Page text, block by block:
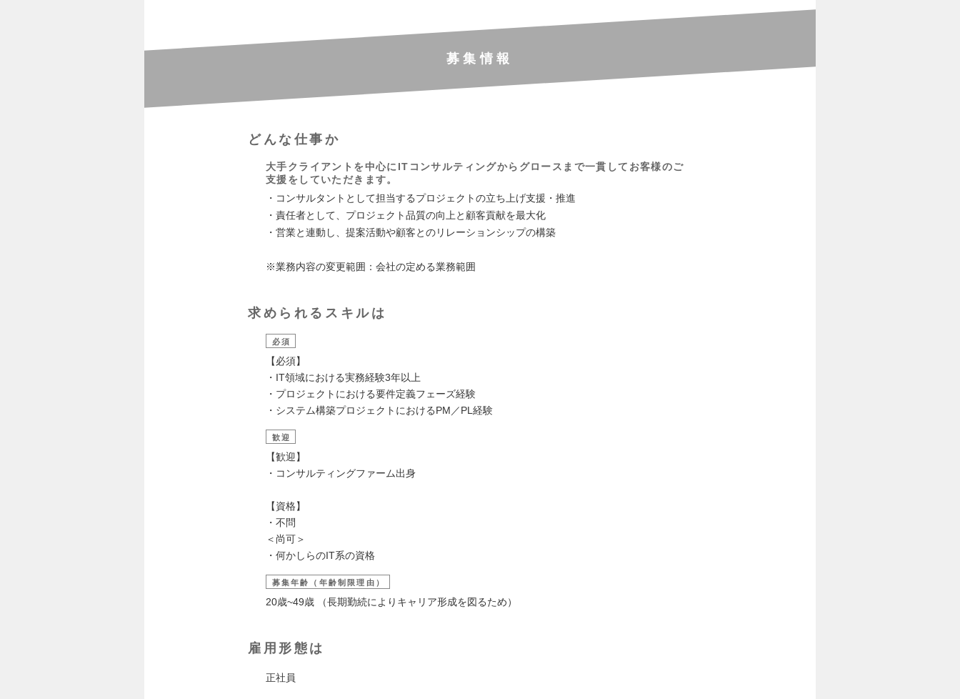
募集情報
どんな仕事か
大手クライアントを中心にITコンサルティングからグロースまで一貫してお客様のご
支援をしていただきます。
・コンサルタントとして担当するプロジェクトの立ち上げ支援・推進
・責任者として、プロジェクト品質の向上と顧客貢献を最大化
・営業と連動し、提案活動や顧客とのリレーションシップの構築
※業務内容の変更範囲：会社の定める業務範囲
求められるスキルは
必須
【必須】
・IT領域における実務経験3年以上
・プロジェクトにおける要件定義フェーズ経験
・システム構築プロジェクトにおけるPM／PL経験
歓迎
【歓迎】
・コンサルティングファーム出身
【資格】
・不問
＜尚可＞
・何かしらのIT系の資格
募集年齢（年齢制限理由）
20歳~49歳 （長期勤続によりキャリア形成を図るため）
雇用形態は
正社員